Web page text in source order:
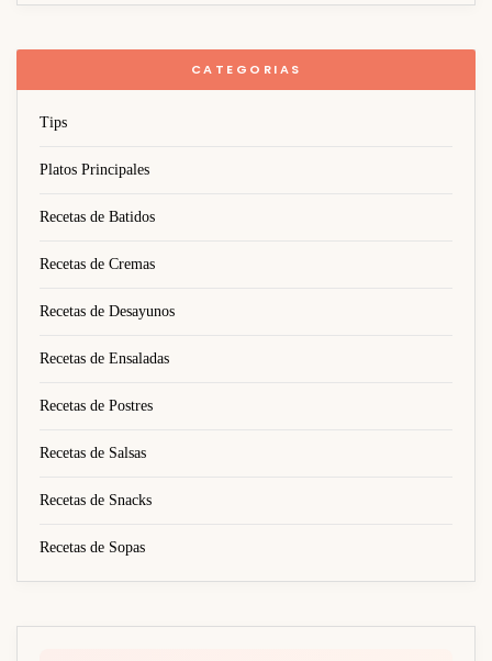
CATEGORIAS
Tips
Platos Principales
Recetas de Batidos
Recetas de Cremas
Recetas de Desayunos
Recetas de Ensaladas
Recetas de Postres
Recetas de Salsas
Recetas de Snacks
Recetas de Sopas